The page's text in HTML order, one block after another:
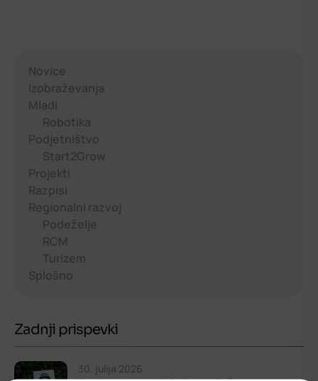
Novice
Izobraževanja
Mladi
Robotika
Podjetništvo
Start2Grow
Projekti
Razpisi
Regionalni razvoj
Podeželje
RCM
Turizem
Splošno
Zadnji prispevki
30. julija 2026